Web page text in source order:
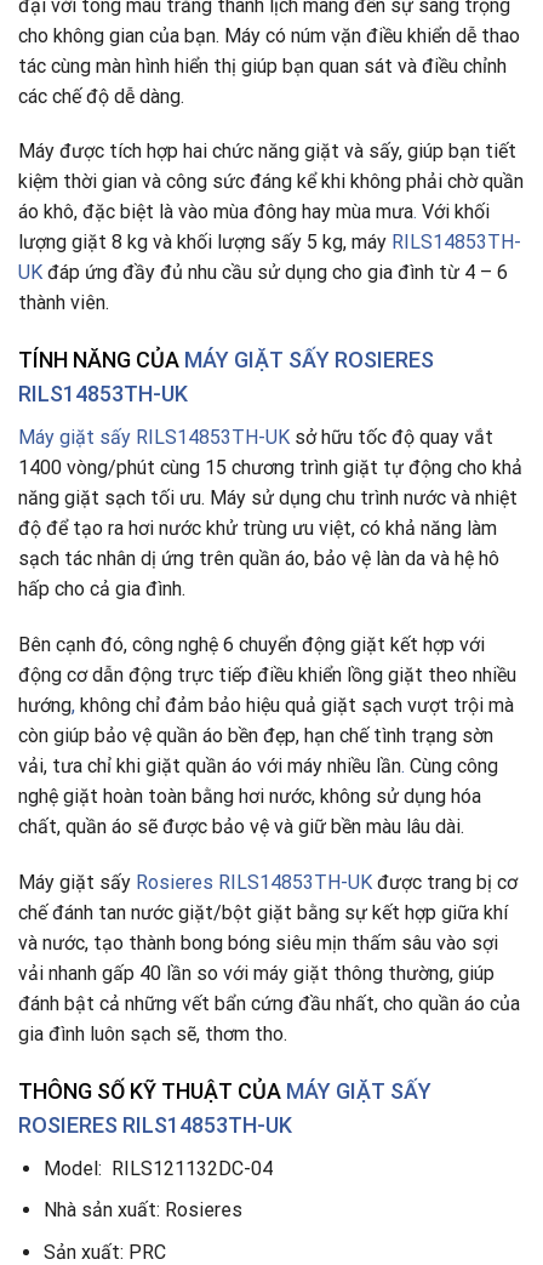
đại với tông màu trắng thanh lịch mang đến sự sang trọng
cho không gian của bạn. Máy có núm vặn điều khiển dễ thao
tác cùng màn hình hiển thị giúp bạn quan sát và điều chỉnh
các chế độ dễ dàng.
Máy được tích hợp hai chức năng giặt và sấy, giúp bạn tiết
kiệm thời gian và công sức đáng kể khi không phải chờ quần
áo khô, đặc biệt là vào mùa đông hay mùa mưa. Với khối
lượng giặt 8 kg và khối lượng sấy 5 kg, máy RILS14853TH-
UK đáp ứng đầy đủ nhu cầu sử dụng cho gia đình từ 4 – 6
thành viên.
TÍNH NĂNG CỦA MÁY GIẶT SẤY ROSIERES
RILS14853TH-UK
Máy giặt sấy RILS14853TH-UK sở hữu tốc độ quay vắt
1400 vòng/phút cùng 15 chương trình giặt tự động cho khả
năng giặt sạch tối ưu. Máy sử dụng chu trình nước và nhiệt
độ để tạo ra hơi nước khử trùng ưu việt, có khả năng làm
sạch tác nhân dị ứng trên quần áo, bảo vệ làn da và hệ hô
hấp cho cả gia đình.
Bên cạnh đó, công nghệ 6 chuyển động giặt kết hợp với
động cơ dẫn động trực tiếp điều khiển lồng giặt theo nhiều
hướng, không chỉ đảm bảo hiệu quả giặt sạch vượt trội mà
còn giúp bảo vệ quần áo bền đẹp, hạn chế tình trạng sờn
vải, tưa chỉ khi giặt quần áo với máy nhiều lần. Cùng công
nghệ giặt hoàn toàn bằng hơi nước, không sử dụng hóa
chất, quần áo sẽ được bảo vệ và giữ bền màu lâu dài.
Máy giặt sấy Rosieres RILS14853TH-UK được trang bị cơ
chế đánh tan nước giặt/bột giặt bằng sự kết hợp giữa khí
và nước, tạo thành bong bóng siêu mịn thấm sâu vào sợi
vải nhanh gấp 40 lần so với máy giặt thông thường, giúp
đánh bật cả những vết bẩn cứng đầu nhất, cho quần áo của
gia đình luôn sạch sẽ, thơm tho.
THÔNG SỐ KỸ THUẬT CỦA MÁY GIẶT SẤY
ROSIERES RILS14853TH-UK
Model: RILS121132DC-04
Nhà sản xuất: Rosieres
Sản xuất: PRC